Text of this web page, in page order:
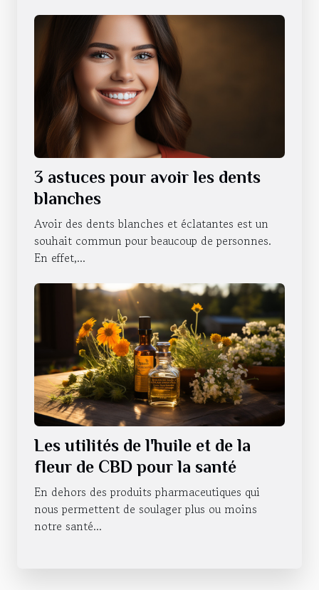
3 astuces pour avoir les dents
blanches
Avoir des dents blanches et éclatantes est un
souhait commun pour beaucoup de personnes.
En effet,...
Les utilités de l'huile et de la
fleur de CBD pour la santé
En dehors des produits pharmaceutiques qui
nous permettent de soulager plus ou moins
notre santé...